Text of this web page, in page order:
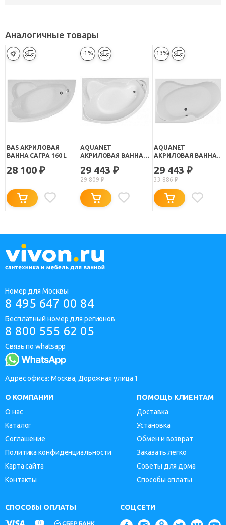
Аналогичные товары
BAS АКРИЛОВАЯ
ВАННА САГРА 160 L
28 100 ₽
-1%
AQUANET
АКРИЛОВАЯ ВАННА
29 443 ₽
29 809₽
-13%
AQUANET
АКРИЛОВАЯ ВАННА
29 443 ₽
33 886₽
Номер для Москвы
8 495 647 00 84
Бесплатный номер для регионов
8 800 555 62 05
Связь по whatsapp
Адрес офиса: Москва, Дорожная улица 1
О КОМПАНИИ
О нас
Каталог
Соглашение
Политика конфиденциальности
Карта сайта
Контакты
ПОМОЩЬ КЛИЕНТАМ
Доставка
Установка
Обмен и возврат
Заказать легко
Советы для дома
Способы оплаты
СПОСОБЫ ОПЛАТЫ СОЦСЕТИ